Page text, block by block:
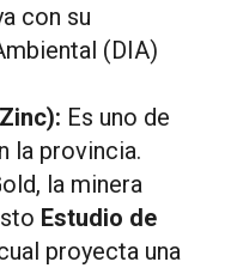
con su
(DIA)
Es uno de
la provincia.
la minera
Estudio de
proyecta una